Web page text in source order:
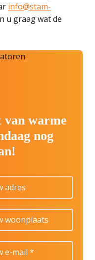
info@stam-
u graag wat de
warme
nog